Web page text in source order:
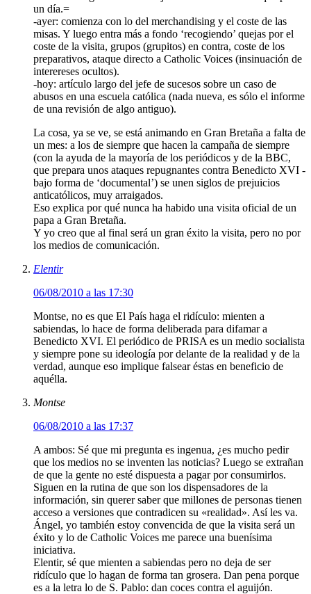
un día.=
-ayer: comienza con lo del merchandising y el coste de las
misas. Y luego entra más a fondo ‘recogiendo’ quejas por el
coste de la visita, grupos (grupitos) en contra, coste de los
preparativos, ataque directo a Catholic Voices (insinuación de
interereses ocultos).
-hoy: artículo largo del jefe de sucesos sobre un caso de
abusos en una escuela católica (nada nueva, es sólo el informe
de una revisión de algo antiguo).
La cosa, ya se ve, se está animando en Gran Bretaña a falta de
un mes: a los de siempre que hacen la campaña de siempre
(con la ayuda de la mayoría de los periódicos y de la BBC,
que prepara unos ataques repugnantes contra Benedicto XVI -
bajo forma de ‘documental’) se unen siglos de prejuicios
anticatólicos, muy arraigados.
Eso explica por qué nunca ha habido una visita oficial de un
papa a Gran Bretaña.
Y yo creo que al final será un gran éxito la visita, pero no por
los medios de comunicación.
Elentir
06/08/2010 a las 17:30
Montse, no es que El País haga el ridículo: mienten a
sabiendas, lo hace de forma deliberada para difamar a
Benedicto XVI. El periódico de PRISA es un medio socialista
y siempre pone su ideología por delante de la realidad y de la
verdad, aunque eso implique falsear éstas en beneficio de
aquélla.
Montse
06/08/2010 a las 17:37
A ambos: Sé que mi pregunta es ingenua, ¿es mucho pedir
que los medios no se inventen las noticias? Luego se extrañan
de que la gente no esté dispuesta a pagar por consumirlos.
Siguen en la rutina de que son los dispensadores de la
información, sin querer saber que millones de personas tienen
acceso a versiones que contradicen su «realidad». Así les va.
Ángel, yo también estoy convencida de que la visita será un
éxito y lo de Catholic Voices me parece una buenísima
iniciativa.
Elentir, sé que mienten a sabiendas pero no deja de ser
ridículo que lo hagan de forma tan grosera. Dan pena porque
es a la letra lo de S. Pablo: dan coces contra el aguijón.